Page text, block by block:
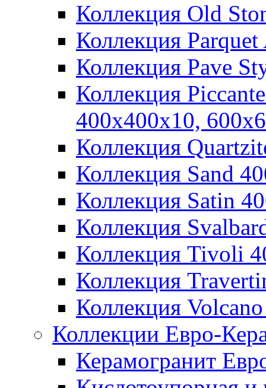
Коллекция Old
Коллекция
Коллекция Pave
Коллекция
400x400x10,
Коллекция
Коллекция Sand
Коллекция Satin
Коллекция
Коллекция Tivoli
Коллекция
Коллекция
Коллекции Евро-
Керамогранит